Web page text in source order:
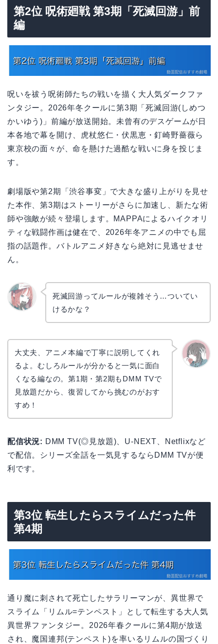
第2位 呪術廻戦 第3期「死滅回游」前
編
呪いを祓う呪術師たちの戦いを描く大人気ダークファ
ンタジー。2026年冬クールに第3期「死滅回游(しめつ
かいゆう)」前編が放送開始。未曾有のデスゲームが日
本各地で幕を開け、虎杖悠仁・伏黒恵・釘崎野薔薇ら
東京校の面々が、命を懸けた過酷な戦いに身を投じま
す。
劇場版や第2期「渋谷事変」で大きな盛り上がりを見せ
た本作、第3期はストーリーがさらに加速し、新たな術
師や強敵が続々登場します。MAPPAによるハイクオリ
ティな戦闘作画は健在で、2026年冬アニメの中でも屈
指の話題作。バトルアニメ好きなら絶対に見逃せませ
ん。
死滅回游ってルールが複雑そう…ついてい
けるかな？
大丈夫、アニメ本編で丁寧に説明してくれ
るよ。むしろルールが分かると一気に面白
くなる編なの。第1期・第2期もDMM TVで
見放題だから、復習してから挑むのがおす
すめ！
配信状況: DMM TV(◎見放題)、U-NEXT、Netflixなど
で配信。シリーズ全話を一気見するならDMM TVが便
利です。
第3位 転生したらスライムだった件
第4期
通り魔に刺されて死亡したサラリーマンが、異世界で
スライム「リムル=テンペスト」として転生する大人気
異世界ファンタジー。2026年春クールに第4期が放送
され、魔国連邦(テンペスト)を率いるリムルの国づくり